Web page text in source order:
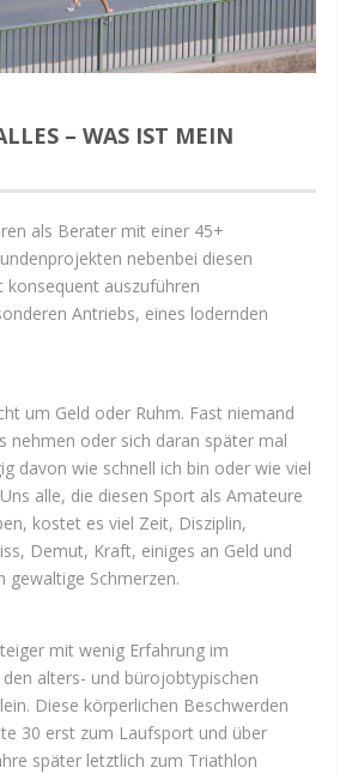
– WAS IST MEIN
als Berater mit einer 45+
nebenbei diesen
konsequent auszuführen
Antriebs, eines lodernden
um Geld oder Ruhm. Fast niemand
nehmen oder sich daran später mal
davon wie schnell ich bin oder wie viel
alle, die diesen Sport als Amateure
kostet es viel Zeit, Disziplin,
Demut, Kraft, einiges an Geld und
gewaltige Schmerzen.
mit wenig Erfahrung im
alters- und bürojobtypischen
Diese körperlichen Beschwerden
30 erst zum Laufsport und über
später letztlich zum Triathlon